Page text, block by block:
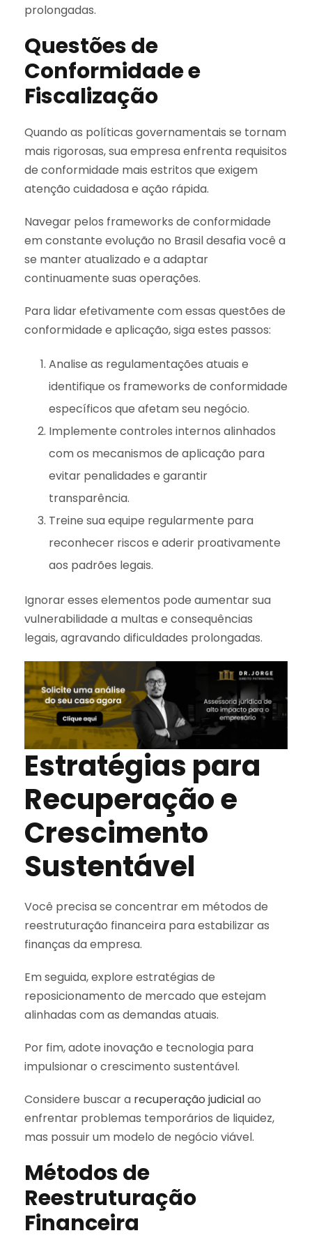
prolongadas.
Questões de
Conformidade e
Fiscalização
Quando as políticas governamentais se tornam
mais rigorosas, sua empresa enfrenta requisitos
de conformidade mais estritos que exigem
atenção cuidadosa e ação rápida.
Navegar pelos frameworks de conformidade
em constante evolução no Brasil desafia você a
se manter atualizado e a adaptar
continuamente suas operações.
Para lidar efetivamente com essas questões de
conformidade e aplicação, siga estes passos:
Analise as regulamentações atuais e
identifique os frameworks de conformidade
específicos que afetam seu negócio.
Implemente controles internos alinhados
com os mecanismos de aplicação para
evitar penalidades e garantir
transparência.
Treine sua equipe regularmente para
reconhecer riscos e aderir proativamente
aos padrões legais.
Ignorar esses elementos pode aumentar sua
vulnerabilidade a multas e consequências
legais, agravando dificuldades prolongadas.
Estratégias para
Recuperação e
Crescimento
Sustentável
Você precisa se concentrar em métodos de
reestruturação financeira para estabilizar as
finanças da empresa.
Em seguida, explore estratégias de
reposicionamento de mercado que estejam
alinhadas com as demandas atuais.
Por fim, adote inovação e tecnologia para
impulsionar o crescimento sustentável.
Considere buscar a recuperação judicialao
enfrentar problemas temporários de liquidez,
mas possuir um modelo de negócio viável.
Métodos de
Reestruturação
Financeira